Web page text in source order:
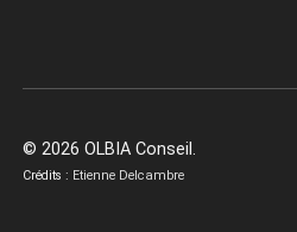
© 2026 OLBIA Conseil.
Crédits : Etienne Delcambre